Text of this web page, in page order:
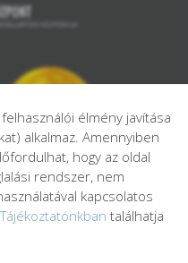
élmény javítása
alkalmaz. Amennyiben
hogy az oldal
rendszer, nem
kapcsolatos
találhatja